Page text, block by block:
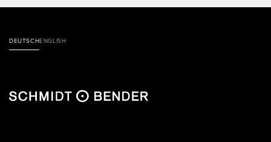
DEUTSCHENGLISH